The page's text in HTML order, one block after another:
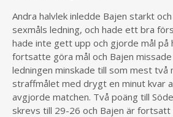
Andra halvlek inledde Bajen starkt
sexmåls ledning, och hade ett bra
hade inte gett upp och gjorde mål på
fortsatte göra mål och Bajen missade
ledningen minskade till som mest två
straffmålet med drygt en minut kvar
avgjorde matchen. Två poäng till
skrevs till 29-26 och Bajen är fortsatt